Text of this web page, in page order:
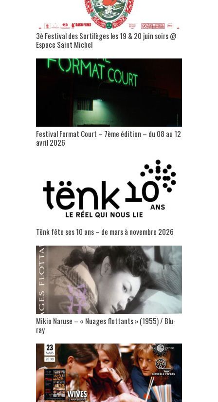
3è Festival des Sortilèges les 19 & 20 juin soirs @
Espace Saint Michel
Festival Format Court – 7ème édition – du 08 au 12
avril 2026
Tënk fête ses 10 ans – de mars à novembre 2026
Mikio Naruse – « Nuages flottants » (1955) / Blu-
ray